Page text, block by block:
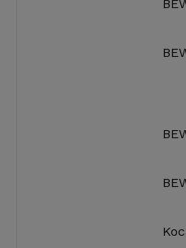
BEWIT
BEWIT
BEWIT
BEWIT
Kocanka